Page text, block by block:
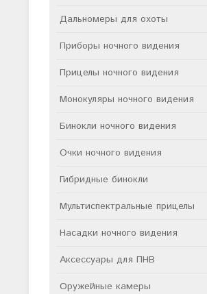
Дальномеры для охоты
Приборы ночного видения
Прицелы ночного видения
Монокуляры ночного видения
Бинокли ночного видения
Очки ночного видения
Гибридные бинокли
Мультиспектральные прицелы
Насадки ночного видения
Аксессуары для ПНВ
Оружейные камеры